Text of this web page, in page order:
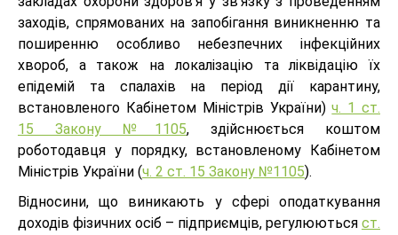
заходів, спрямованих на запобігання виникненню та
поширенню особливо небезпечних інфекційних
хвороб, а також на локалізацію та ліквідацію їх
епідемій та спалахів на період дії карантину,
встановленого Кабінетом Міністрів України)ч. 1 ст.
15 Закону №1105, здійснюється коштом
роботодавця у порядку, встановленому Кабінетом
Міністрів України (ч. 2 ст. 15 Закону №1105).
Відносини, що виникають у сфері оподаткування
доходів фізичних осіб – підприємців, регулюються ст.